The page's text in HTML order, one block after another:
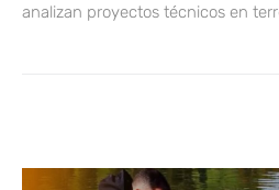
analizan proyectos técnicos en